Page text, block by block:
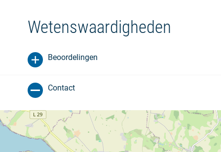
Wetenswaardigheden
Beoordelingen
Contact